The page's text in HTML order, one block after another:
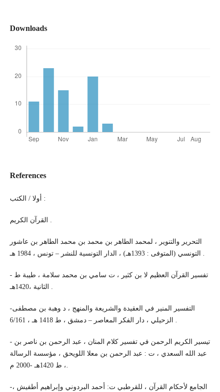
Downloads
References
أولا / الكتب :
القرآن الكريم .
التحرير والتنوير ، لمحمد الطاهر بن محمد بن محمد الطاهر بن عاشور
التونسي (المتوفى : 1393هـ) ، الدار التونسية للنشر – تونس ، 1984 هـ .
- تفسير القرآن العظيم لا بن كثير ، ت سامي بن محمد سلامة ، طيبة ط
الثانية ،1420هـ .
-التفسير المنير في العقيدة والشريعة والمنهج ، د وهبة بن مصطفى
الزحيلي ، دار الفكر المعاصر – دمشق ، ط 1418 هـ ، 6/161 .
- تيسير الكريم الرحمن في تفسير كلام المنان ، عبد الرحمن بن ناصر بن
عبد الله السعدي ، ت : عبد الرحمن بن معلا اللويحق ، مؤسسة الرسالة
، ط 1420هـ -2000 م.
-الجامع لأحكام القرآن ، للقرطبي ت: أحمد البردوني وإبراهيم أطفيش ،